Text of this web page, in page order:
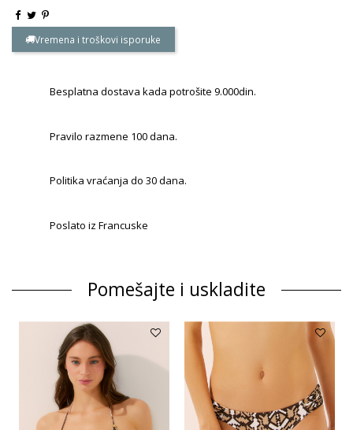
Vremena i troškovi isporuke
Besplatna dostava kada potrošite 9.000din.
Pravilo razmene 100 dana.
Politika vraćanja do 30 dana.
Poslato iz Francuske
Pomešajte i uskladite